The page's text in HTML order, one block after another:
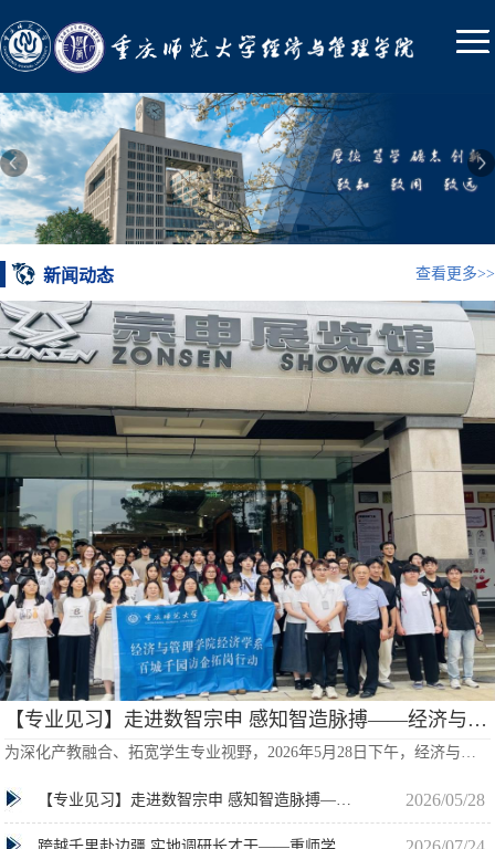
新闻动态 查看更多>>
【专业见习】走进数智宗申 感知智造脉搏——经济与管理学院2024级经济学专业赴宗申集团开展专业见习活动
为深化产教融合、拓宽学生专业视野，2026年5月28日下午，经济与管理学院2024级经济学专业全体同学在刘永春老师的带领下赴重庆...
2026/05/28